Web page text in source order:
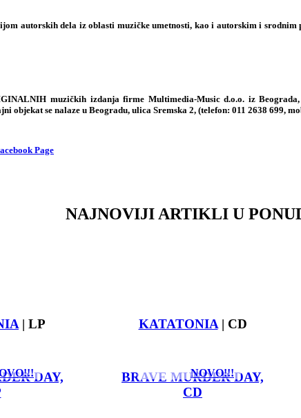
autorskih dela iz oblasti muzičke umetnosti, kao i autorskim i
muzičkih izdanja firme Multimedia-Music d.o.o. iz
objekat se nalaze u Beogradu, ulica Sremska 2, (telefon: 011 2638 699,
NAJNOVIJI ARTIKLI U
| LP
DAY,
NOVO!!!
KATATONIA| CD
BRAVE MURDER DAY,
CD